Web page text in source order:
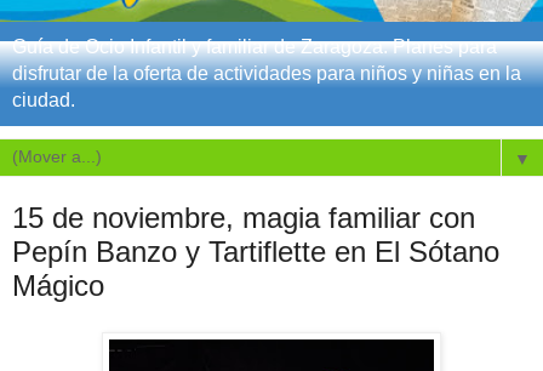
Guía de Ocio Infantil y familiar de Zaragoza. Planes para
disfrutar de la oferta de actividades para niños y niñas en la
ciudad.
▼
15 de noviembre, magia familiar con
Pepín Banzo y Tartiflette en El Sótano
Mágico